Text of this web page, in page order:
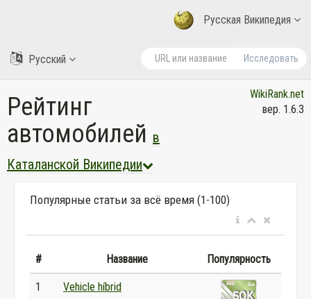
Русская Википедия
Исследовать
Русский
Рейтинг
автомобилей в
Каталанской Википедии
WikiRank.net
вер. 1.6.3
Популярные статьи за всё время (1-100)
# Название Популярность
1 Vehicle híbrid